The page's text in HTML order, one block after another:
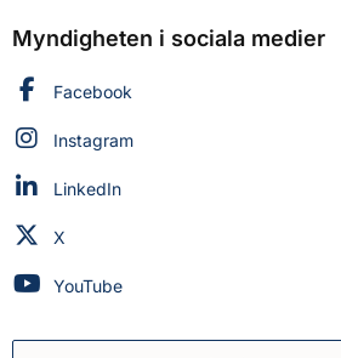
Myndigheten i sociala medier
Myndigheten för civilt försvar på
Facebook
Myndigheten för civilt försvar på
Instagram
Myndigheten för civilt försvar på
LinkedIn
Myndigheten för civilt försvar på
X
Myndigheten för civilt försvar på
YouTube